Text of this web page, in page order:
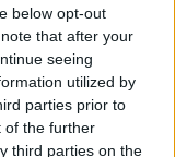
below opt-out
that after your
seeing
utilized by
parties prior to
of the further
third parties on the